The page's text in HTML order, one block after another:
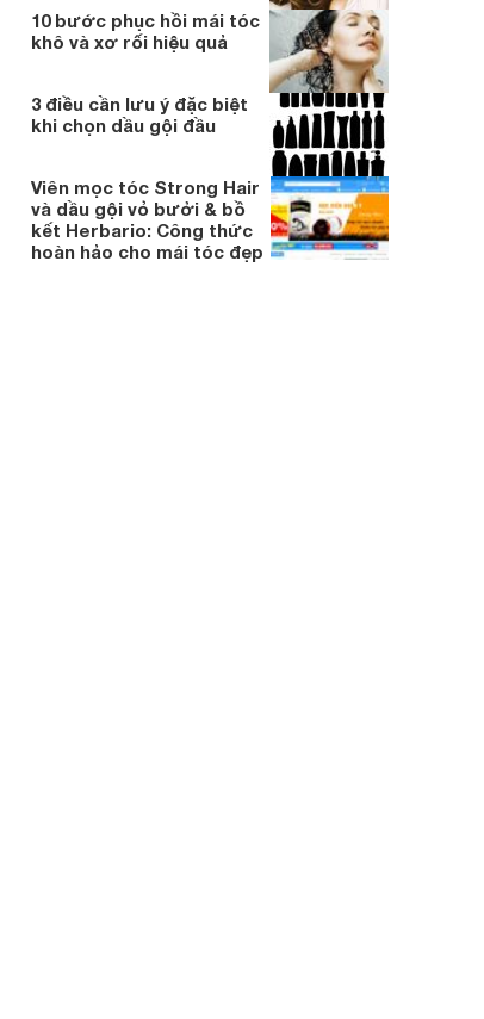
10 bước phục hồi mái tóc
khô và xơ rối hiệu quả
3 điều cần lưu ý đặc biệt
khi chọn dầu gội đầu
Viên mọc tóc Strong Hair
và dầu gội vỏ bưởi & bồ
kết Herbario: Công thức
hoàn hảo cho mái tóc đẹp